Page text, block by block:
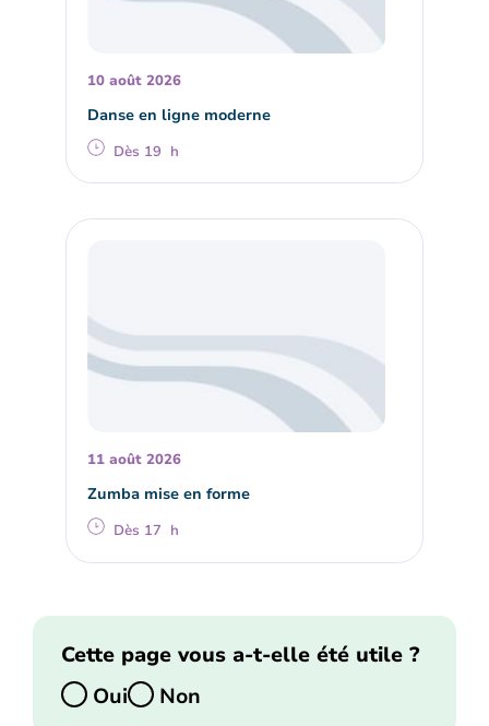
10 août 2026
Danse en ligne moderne
Dès 19 h
11 août 2026
Zumba mise en forme
Dès 17 h
Cette page vous a-t-elle été utile ?
Oui
Non